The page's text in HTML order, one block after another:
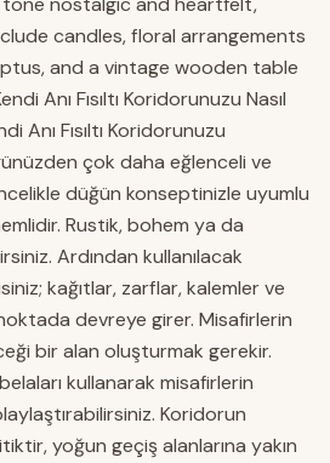
candles, floral arrangements
and a vintage wooden table
Anı Fısıltı Koridorunuzu Nasıl
Anı Fısıltı Koridorunuzu
çok daha eğlenceli ve
düğün konseptinizle uyumlu
Rustik, bohem ya da
Ardından kullanılacak
kağıtlar, zarflar, kalemler ve
devreye girer. Misafirlerin
bir alan oluşturmak gerekir.
kullanarak misafirlerin
Koridorun
yoğun geçiş alanlarına yakın